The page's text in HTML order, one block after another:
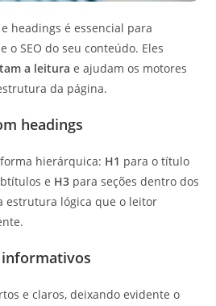
headings é essencial para
o SEO do seu conteúdo. Eles
a leitura e ajudam os motores
da página.
headings
hierárquica: H1 para o título
e H3 para seções dentro dos
estrutura lógica que o leitor
e claros, deixando evidente o